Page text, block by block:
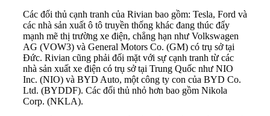
Các đối thủ cạnh tranh của Rivian bao gồm: Tesla, Ford và
các nhà sản xuất ô tô truyền thống khác đang thúc đẩy
mạnh mẽ thị trường xe điện, chẳng hạn như Volkswagen
AG (VOW3) và General Motors Co. (GM) có trụ sở tại
Đức. Rivian cũng phải đối mặt với sự cạnh tranh từ các
nhà sản xuất xe điện có trụ sở tại Trung Quốc như NIO
Inc. (NIO) và BYD Auto, một công ty con của BYD Co.
Ltd. (BYDDF). Các đối thủ nhỏ hơn bao gồm Nikola
Corp. (NKLA).